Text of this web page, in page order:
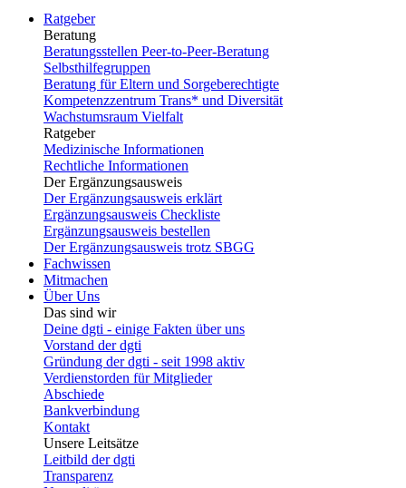
Ratgeber
Beratung
Beratungsstellen Peer-to-Peer-Beratung
Selbsthilfegruppen
Beratung für Eltern und Sorgeberechtigte
Kompetenzzentrum Trans* und Diversität
Wachstumsraum Vielfalt
Ratgeber
Medizinische Informationen
Rechtliche Informationen
Der Ergänzungsausweis
Der Ergänzungsausweis erklärt
Ergänzungsausweis Checkliste
Ergänzungsausweis bestellen
Der Ergänzungsausweis trotz SBGG
Fachwissen
Mitmachen
Über Uns
Das sind wir
Deine dgti - einige Fakten über uns
Vorstand der dgti
Gründung der dgti - seit 1998 aktiv
Verdienstorden für Mitglieder
Abschiede
Bankverbindung
Kontakt
Unsere Leitsätze
Leitbild der dgti
Transparenz